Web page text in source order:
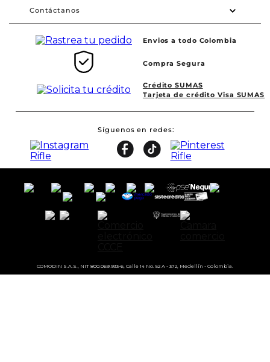
Contáctanos
Envios a todo Colombia
Compra Segura
Crédito SUMAS
Tarjeta de crédito Visa SUMAS
Síguenos en redes
COMODIN S.A.S., NIT 800.069.933-6, Calle 14 No. 52 A - 372, Medellín - Colombia.